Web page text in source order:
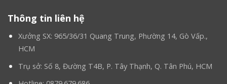
Thông tin liên hệ
Xưởng SX: 965/36/31 Quang Trung, Phường 14, Gò Vấp.,
HCM
Trụ sở: Số 8, Đường T4B, P. Tây Thạnh, Q. Tân Phú, HCM